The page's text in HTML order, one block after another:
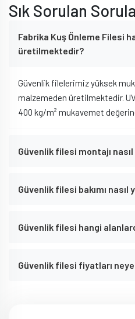
Sık Sorulan
Fabrika Kuş Önleme Filesi
üretilmektedir?
Güvenlik filelerimiz yüksek
malzemeden üretilmektedir.
400 kg/m² mukavemet
Güvenlik filesi montajı nasıl
Güvenlik filesi bakımı nasıl
Güvenlik filesi hangi
Güvenlik filesi fiyatları